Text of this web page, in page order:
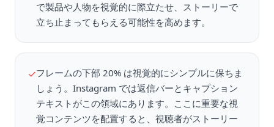
で製品や人物を視覚的に際立たせ、ストーリーで
立ち止まってもらえる可能性を高めます。
✓フレームの下部 20% は視覚的にシンプルに保ちま
しょう。Instagram では返信バーとキャプション
テキストがこの領域にあります。ここに重要な視
覚コンテンツを配置すると、視聴者がストーリー